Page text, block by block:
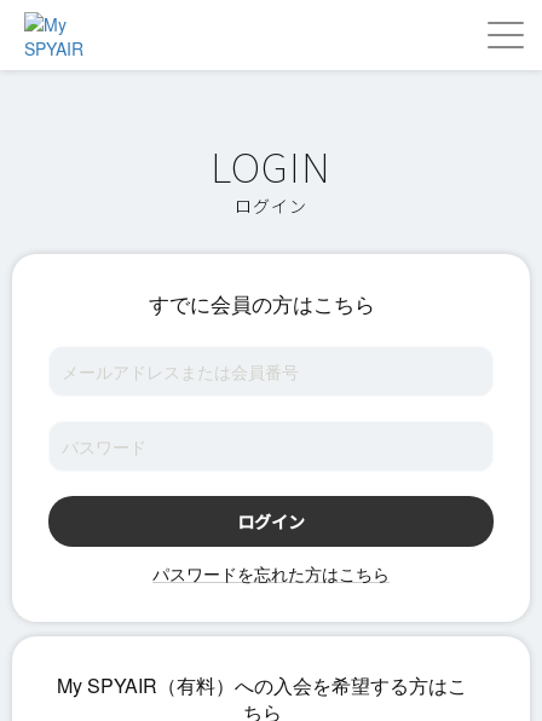
ログイン
すでに会員の方はこちら
パスワードを忘れた方はこちら